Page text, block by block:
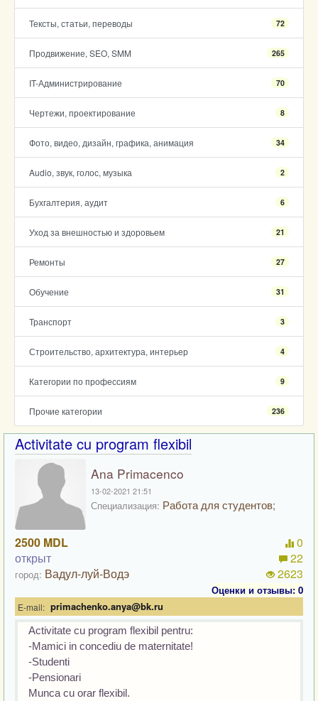
Тексты, статьи, переводы 72
Продвижение, SEO, SMM 265
IT-Администрирование 70
Чертежи, проектирование 8
Фото, видео, дизайн, графика, анимация 34
Audio, звук, голос, музыка 2
Бухгалтерия, аудит 6
Уход за внешностью и здоровьем 21
Ремонты 27
Обучение 31
Транспорт 3
Строительство, архитектура, интерьер 4
Категории по профессиям 9
Прочие категории 236
Activitate cu program flexibil
Ana Primacenco
13-02-2021 21:51
Специализация: Работа для студентов;
2500 MDL
открыт
город: Вадул-луй-Водэ
0
22
2623
Оценки и отзывы: 0
E-mail: primachenko.anya@bk.ru
Activitate cu program flexibil pentru:
-Mamici in concediu de maternitate!
-Studenti
-Pensionari
Munca cu orar flexibil.